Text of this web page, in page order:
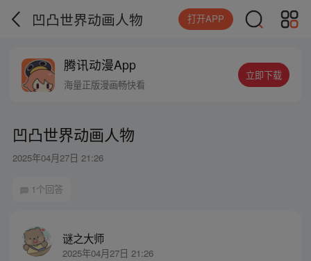
凹凸世界动画人物 打开APP
腾讯动漫App
海量正版漫画畅快看
立即下载
凹凸世界动画人物
2025年04月27日 21:26
1个回答
谜之大师
2025年04月27日 21:26